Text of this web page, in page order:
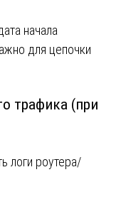
начала
для цепочки
трафика (при
логи роутера/